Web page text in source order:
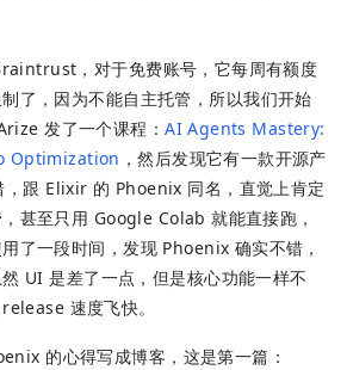
，对于免费账号，它每周有额度
了，因为不能自主托管，所以我们开始
发了一个课程：AI Agents Mastery:
Optimization ，然后发现它有一款开源产
跟 Elixir 的 Phoenix 同名，直觉上肯定
甚至只用 Google Colab 就能直接跑，
了一段时间，发现 Phoenix 确实不错，
UI 是差了一点，但是核心功能一样不
速度飞快。
的心得写成博客，这是第一篇：